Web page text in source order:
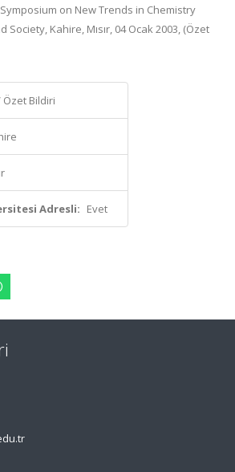
on New Trends in Chemistry
Kahire, Mısır, 04 Ocak 2003, (Özet
Özet Bildiri
Adresli: Evet